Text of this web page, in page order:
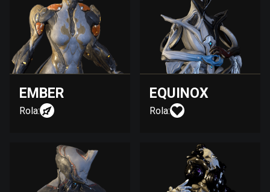
EMBER
Rola:
EQUINOX
Rola: